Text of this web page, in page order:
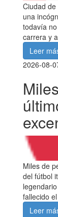
Ciudad
una
todavía
carrera y
Leer
2026-08-
Miles de
del fútbol
fallecido
Leer